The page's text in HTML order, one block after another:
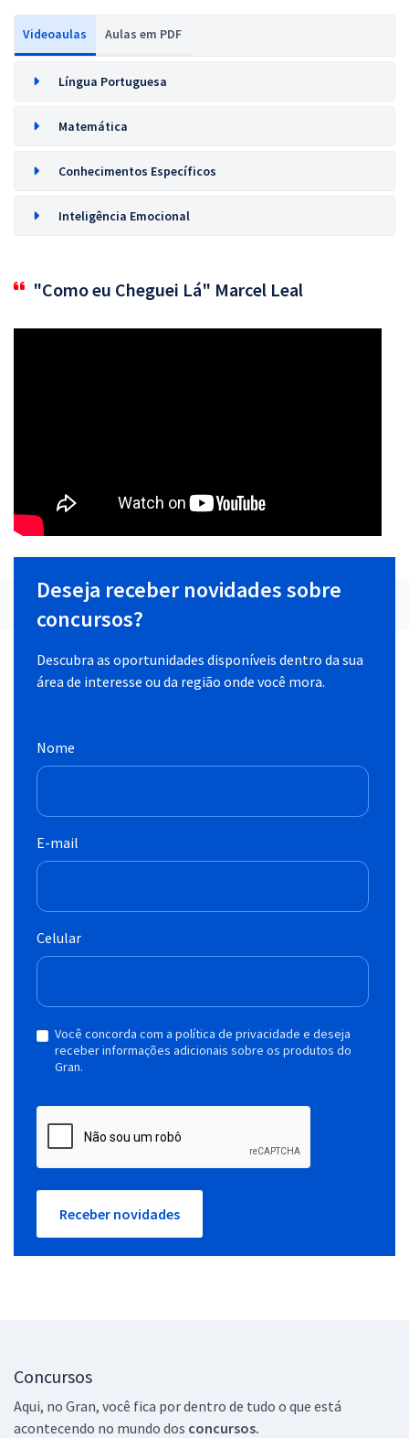
Videoaulas Aulas em PDF
Língua Portuguesa
Matemática
Conhecimentos Específicos
Inteligência Emocional
"Como eu Cheguei Lá" Marcel Leal
Deseja receber novidades sobre
concursos?
Descubra as oportunidades disponíveis dentro da sua
área de interesse ou da região onde você mora.
Nome
E-mail
Celular
Você concorda com a política de privacidade e deseja
receber informações adicionais sobre os produtos do
Gran.
Receber novidades
Concursos
Aqui, no Gran, você fica por dentro de tudo o que está
acontecendo no mundo dos concursos.